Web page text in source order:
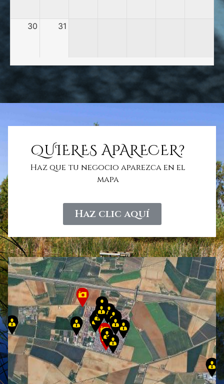
30 31
QUIERES APARECER?
Haz que tu negocio aparezca en el
mapa
Haz clic aquí